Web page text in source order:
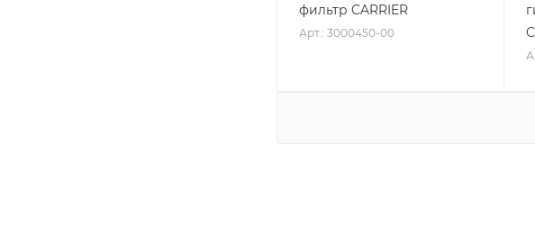
фильтр CARRIER
Арт.: 3000450-00